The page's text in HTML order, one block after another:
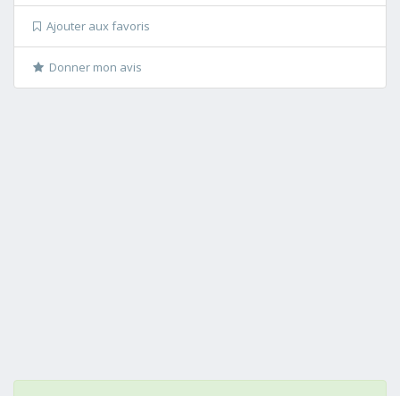
Ajouter aux favoris
Donner mon avis